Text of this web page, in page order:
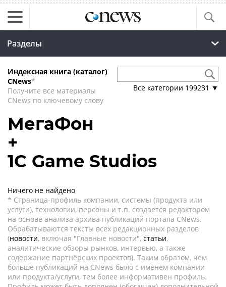
Разделы
Индексная книга (каталог)
CNews*
Получите все материалы
CNews по ключевому слову
Все категории 199231 ▼
МегаФон
+
1С Game Studios
Ничего не найдено
* Страница-профиль компании, системы (продукта или
услуги), технологии, персоны и т.п. создается редактором
на основе анализа архива публикаций портала CNews.
Обрабатываются тексты всех редакционных разделов
(новости, включая "Главные новости", статьи,
аналитические обзоры рынков, интервью, а также
содержание партнёрских проектов). Таким образом, чем
больше публикаций на CNews было с именем компании
или продукта/услуги, тем более информативен профиль.